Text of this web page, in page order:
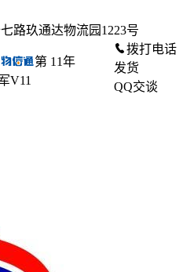
路玖通达物流园1223号
第 11年
V11
拨打电话
发货
QQ交谈